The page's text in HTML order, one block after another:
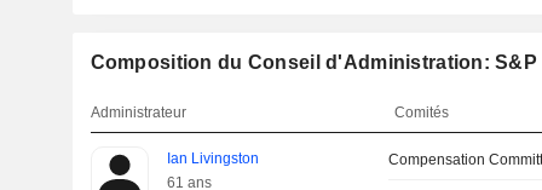
Composition du Conseil d'Administration: S&P
Administrateur Comités
Ian Livingston
61 ans
Compensation